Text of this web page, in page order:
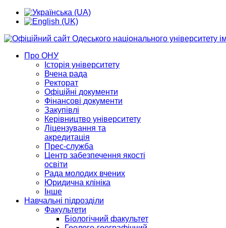
Про ОНУ
Історія університету
Вчена рада
Ректорат
Офіційні документи
Фінансові документи
Закупівлі
Керівництво університету
Ліцензування та
акредитація
Прес-служба
Центр забезпечення якості
освіти
Рада молодих вчених
Юридична клініка
Інше
Навчальні підрозділи
Факультети
Біологічний факультет